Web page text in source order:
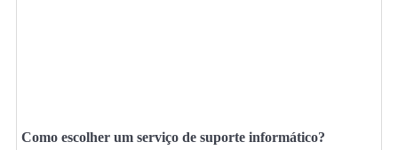
Como escolher um serviço de suporte informático?